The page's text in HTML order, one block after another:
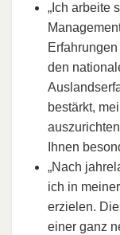
„Ich arbeite
den
bestärkt,
Ihnen
„Nach
ich in
erzielen.
einer ganz